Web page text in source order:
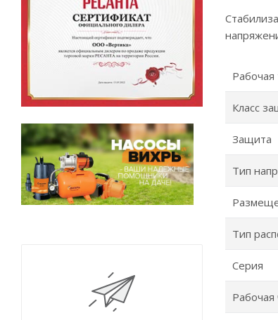
Рабочая
Класс
Защита
Тип
Тип
Серия
Рабочая